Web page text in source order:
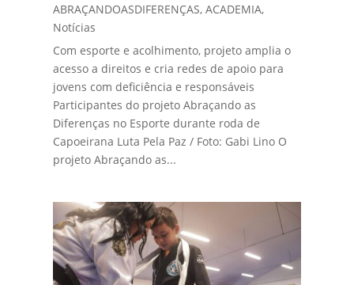
ABRAÇANDOASDIFERENÇAS,ACADEMIA,
Notícias
Com esporte e acolhimento, projeto amplia o
acesso a direitos e cria redes de apoio para
jovens com deficiência e responsáveis
Participantes do projeto Abraçando as
Diferenças no Esporte durante roda de
Capoeirana Luta Pela Paz / Foto: Gabi Lino O
projeto Abraçando as...